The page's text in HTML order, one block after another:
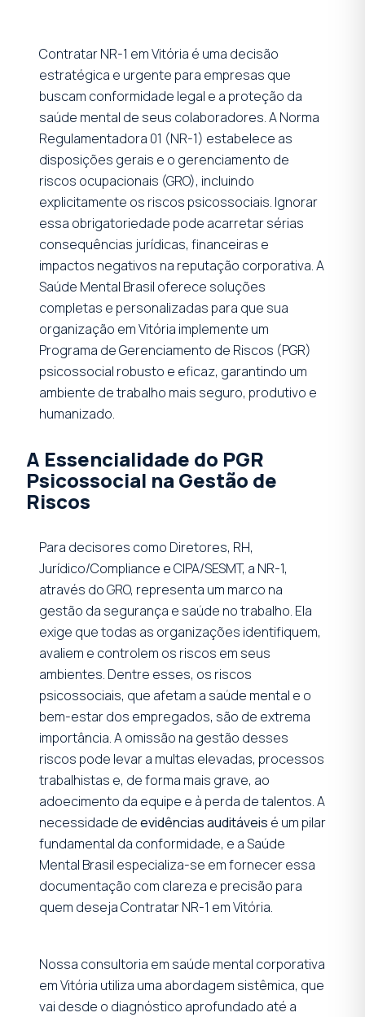
Contratar NR-1 em Vitória é uma decisão
estratégica e urgente para empresas que
buscam conformidade legal e a proteção da
saúde mental de seus colaboradores. A Norma
Regulamentadora 01 (NR-1) estabelece as
disposições gerais e o gerenciamento de
riscos ocupacionais (GRO), incluindo
explicitamente os riscos psicossociais. Ignorar
essa obrigatoriedade pode acarretar sérias
consequências jurídicas, financeiras e
impactos negativos na reputação corporativa. A
Saúde Mental Brasil oferece soluções
completas e personalizadas para que sua
organização em Vitória implemente um
Programa de Gerenciamento de Riscos (PGR)
psicossocial robusto e eficaz, garantindo um
ambiente de trabalho mais seguro, produtivo e
humanizado.
A Essencialidade do PGR
Psicossocial na Gestão de
Riscos
Para decisores como Diretores, RH,
Jurídico/Compliance e CIPA/SESMT, a NR-1,
através do GRO, representa um marco na
gestão da segurança e saúde no trabalho. Ela
exige que todas as organizações identifiquem,
avaliem e controlem os riscos em seus
ambientes. Dentre esses, os riscos
psicossociais, que afetam a saúde mental e o
bem-estar dos empregados, são de extrema
importância. A omissão na gestão desses
riscos pode levar a multas elevadas, processos
trabalhistas e, de forma mais grave, ao
adoecimento da equipe e à perda de talentos. A
necessidade deevidências auditáveis é um pilar
fundamental da conformidade, e a Saúde
Mental Brasil especializa-se em fornecer essa
documentação com clareza e precisão para
quem deseja Contratar NR-1 em Vitória.
Nossa consultoria em saúde mental corporativa
em Vitória utiliza uma abordagem sistêmica, que
vai desde o diagnóstico aprofundado até a